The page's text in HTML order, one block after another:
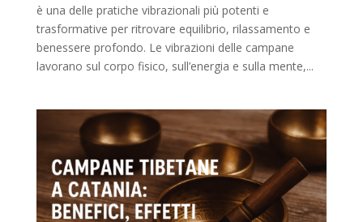
è una delle pratiche vibrazionali più potenti e
trasformative per ritrovare equilibrio, rilassamento e
benessere profondo. Le vibrazioni delle campane
lavorano sul corpo fisico, sull’energia e sulla mente,...